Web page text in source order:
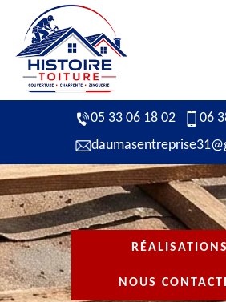
05 33 06 18 02
06
RÉALISATIONS
NOUS